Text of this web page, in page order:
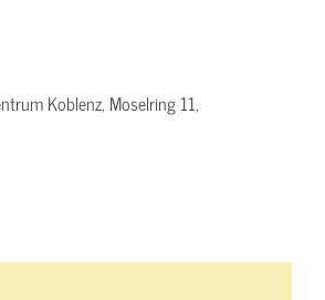
Koblenz, Moselring 11,